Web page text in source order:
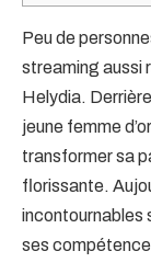
Peu de
streaming aussi
Helydia.
jeune femme
transformer sa
florissante.
incontournables
ses